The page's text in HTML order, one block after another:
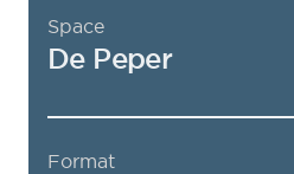
Space
De Peper
Format